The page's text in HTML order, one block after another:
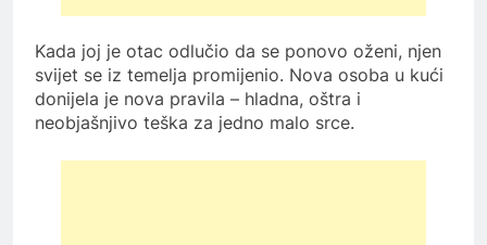
Kada joj je otac odlučio da se ponovo oženi, njen
svijet se iz temelja promijenio. Nova osoba u kući
donijela je nova pravila – hladna, oštra i
neobjašnjivo teška za jedno malo srce.